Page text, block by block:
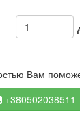
Вам
+380502038511